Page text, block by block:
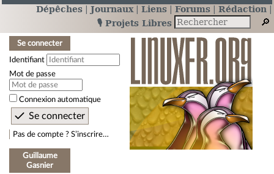
Dépêches Journaux Liens Forums
Rédaction
🎙️ Projets Libres
Se connecter
Identifiant
Mot de passe
Connexion automatique
Pas de compte ? S’inscrire…
Guillaume
Gasnier